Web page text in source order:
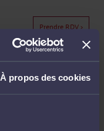
À propos des cookies
Prendre RDV >
ou une déclaration